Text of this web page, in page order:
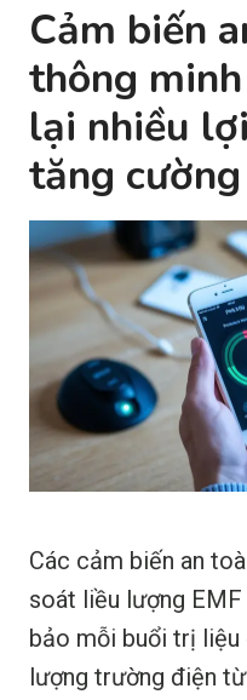
Cảm biến
thông
lại nhiều
tăng
Các cảm biến an
soát liều lượng
bảo mỗi buổi trị liệu
lượng trường điện